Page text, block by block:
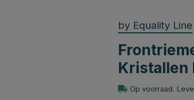
by Equality Line
Kristallen
Op voorraad.